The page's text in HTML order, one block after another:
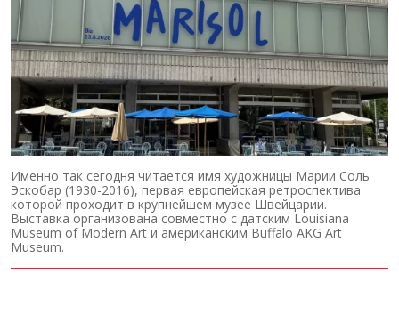
Именно так сегодня читается имя художницы Марии Соль
Эскобар (1930-2016), первая европейская ретроспектива
которой проходит в крупнейшем музее Швейцарии.
Выставка организована совместно с датским Louisiana
Museum of Modern Art и американским Buffalo AKG Art
Museum.